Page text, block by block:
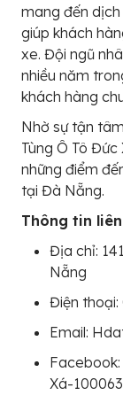
mang đến
giúp khách
xe. Đội ngũ
nhiều năm
khách hàng
Nhờ sự tận
Tùng Ô Tô
những điểm
tại Đà Nẵng.
Thông tin
Địa chỉ:
Nẵng
Điện thoại:
Email:
Xá-